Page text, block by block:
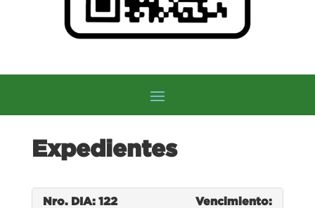
Expedientes
Nro. DIA: 122 Vencimiento: